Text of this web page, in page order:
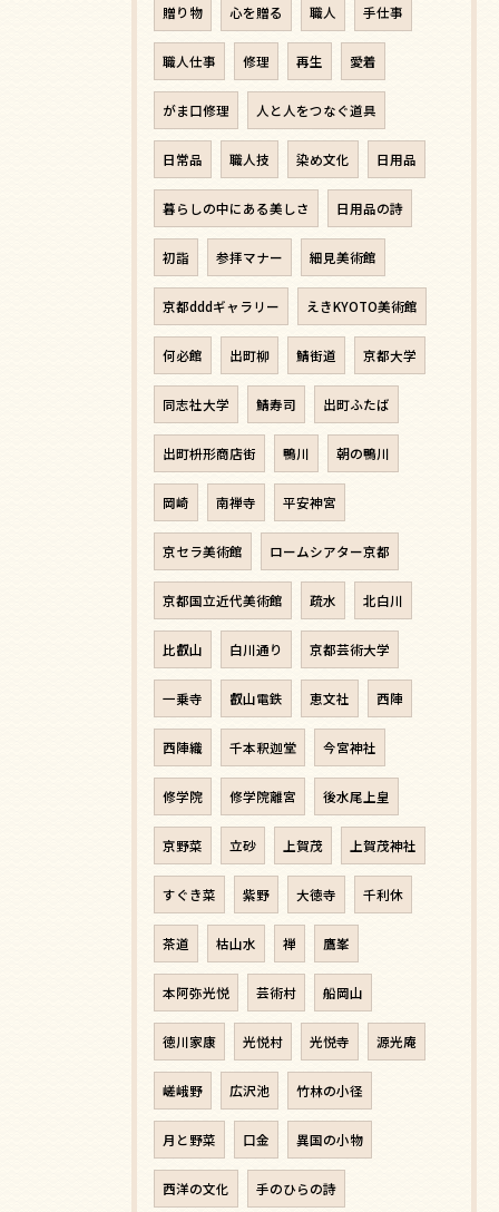
贈り物 心を贈る 職人 手仕事
職人仕事 修理 再生 愛着
がま口修理 人と人をつなぐ道具
日常品 職人技 染め文化 日用品
暮らしの中にある美しさ 日用品の詩
初詣 参拝マナー 細見美術館
京都dddギャラリー えきKYOTO美術館
何必館 出町柳 鯖街道 京都大学
同志社大学 鯖寿司 出町ふたば
出町枡形商店街 鴨川 朝の鴨川
岡崎 南禅寺 平安神宮
京セラ美術館 ロームシアター京都
京都国立近代美術館 疏水 北白川
比叡山 白川通り 京都芸術大学
一乗寺 叡山電鉄 恵文社 西陣
西陣織 千本釈迦堂 今宮神社
修学院 修学院離宮 後水尾上皇
京野菜 立砂 上賀茂 上賀茂神社
すぐき菜 紫野 大徳寺 千利休
茶道 枯山水 禅 鷹峯
本阿弥光悦 芸術村 船岡山
徳川家康 光悦村 光悦寺 源光庵
嵯峨野 広沢池 竹林の小径
月と野菜 口金 異国の小物
西洋の文化 手のひらの詩